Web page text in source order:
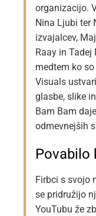
organizacijo.
Nina Ljubi ter
izvajalcev,
Raay in
medtem ko
Visuals
glasbe, slike
Bam Bam
odmevnejših
Povabilo
Firbci s svojo
se pridružijo
YouTubu že